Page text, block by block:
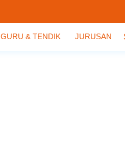
GURU & TENDIK JURUSAN